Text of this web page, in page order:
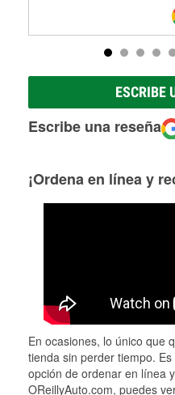
ESCRIBE
Escribe una reseña
¡Ordena en línea y
En ocasiones, lo único que
tienda sin perder tiempo.
opción de ordenar en línea
OReillyAuto.com, puedes